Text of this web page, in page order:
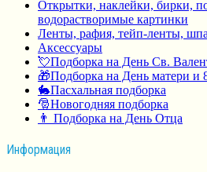
Открытки, наклейки, бирки,
водорастворимые картинки
Ленты, рафия, тейп-ленты,
Аксессуары
💘Подборка на День Св.
🎁Подборка на День матери и
🐇Пасхальная подборка
🎅Новогодняя подборка
👨 Подборка на День Отца
Информация